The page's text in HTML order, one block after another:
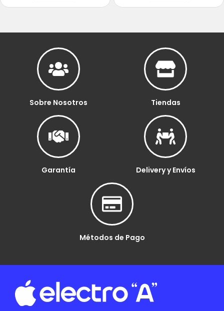
Sobre Nosotros Tiendas
Garantía Delivery y Envíos
Métodos de Pago